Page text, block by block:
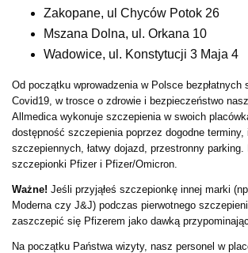
Zakopane, ul Chyców Potok 26
Mszana Dolna, ul. Orkana 10
Wadowice, ul. Konstytucji 3 Maja 4
Od początku wprowadzenia w Polsce bezpłatnych
Covid19, w trosce o zdrowie i bezpieczeństwo
Allmedica wykonuje szczepienia w swoich
dostępność szczepienia poprzez dogodne terminy,
szczepiennych, łatwy dojazd, przestronny
szczepionki Pfizer i Pfizer/Omicron.
Ważne! Jeśli przyjąłeś szczepionkę innej marki
Moderna czy J&J) podczas pierwotnego
zaszczepić się Pfizerem jako dawką
Na początku Państwa wizyty, nasz personel w